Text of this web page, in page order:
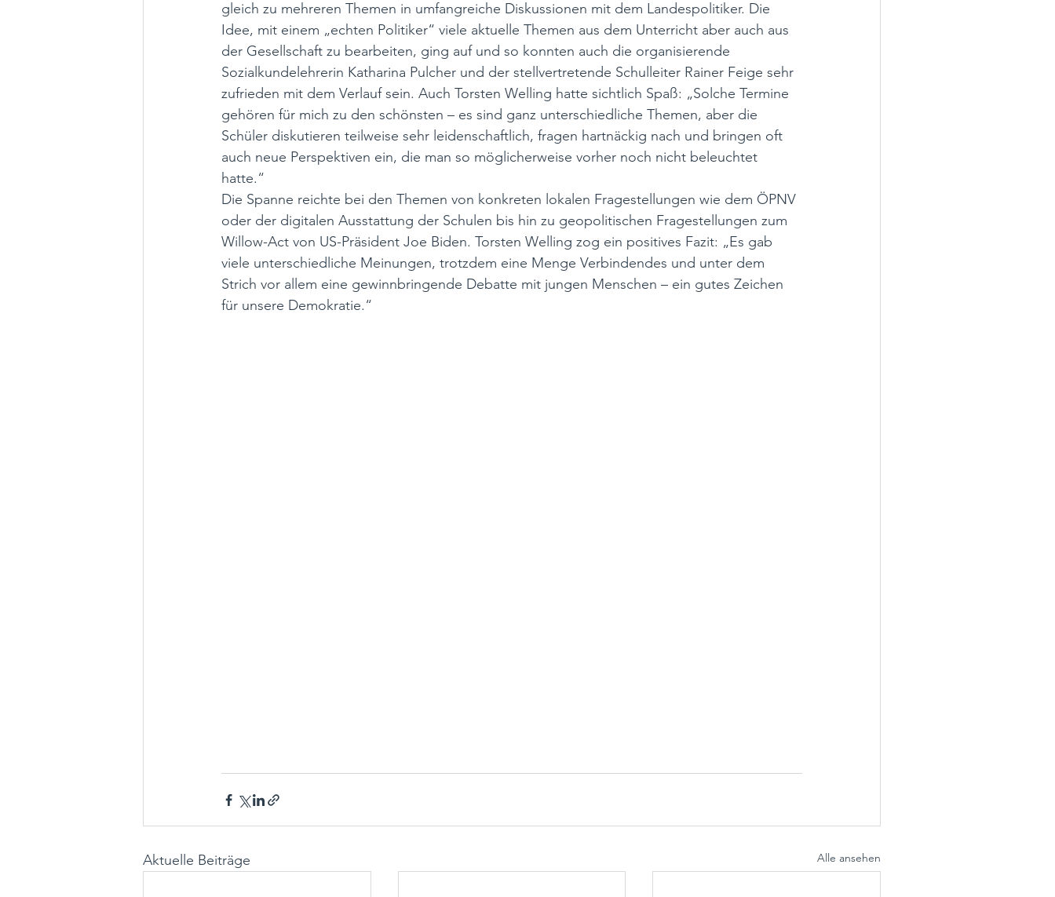
gleich zu mehreren Themen in umfangreiche Diskussionen mit dem Landespolitiker. Die
Idee, mit einem „echten Politiker“ viele aktuelle Themen aus dem Unterricht aber auch aus
der Gesellschaft zu bearbeiten, ging auf und so konnten auch die organisierende
Sozialkundelehrerin Katharina Pulcher und der stellvertretende Schulleiter Rainer Feige sehr
zufrieden mit dem Verlauf sein. Auch Torsten Welling hatte sichtlich Spaß: „Solche Termine
gehören für mich zu den schönsten – es sind ganz unterschiedliche Themen, aber die
Schüler diskutieren teilweise sehr leidenschaftlich, fragen hartnäckig nach und bringen oft
auch neue Perspektiven ein, die man so möglicherweise vorher noch nicht beleuchtet
hatte.“
Die Spanne reichte bei den Themen von konkreten lokalen Fragestellungen wie dem ÖPNV
oder der digitalen Ausstattung der Schulen bis hin zu geopolitischen Fragestellungen zum
Willow-Act von US-Präsident Joe Biden. Torsten Welling zog ein positives Fazit: „Es gab
viele unterschiedliche Meinungen, trotzdem eine Menge Verbindendes und unter dem
Strich vor allem eine gewinnbringende Debatte mit jungen Menschen – ein gutes Zeichen
für unsere Demokratie.“
Aktuelle Beiträge Alle ansehen